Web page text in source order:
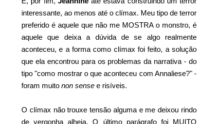
interessante, ao menos até o clímax. Meu tipo de terror
preferido é aquele que não me MOSTRA o monstro, é
aquele que deixa a dúvida de se algo realmente
aconteceu, e a forma como clímax foi feito, a solução
que ela encontrou para os problemas da narrativa - do
tipo "como mostrar o que aconteceu com Annaliese?" -
foram muito non sense e risíveis.
O clímax não trouxe tensão alguma e me deixou rindo
de vergonha alheia. O último parágrafo foi MUITO